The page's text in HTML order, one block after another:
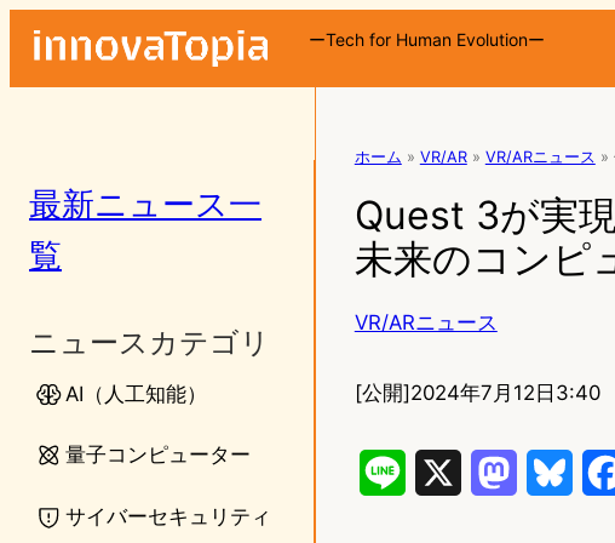
ーTech for Human Evolutionー
最新ニュース一
覧
ニュースカテゴリ
AI（人工知能）
量子コンピューター
サイバーセキュリティ
ホーム » VR/AR » VR/ARニュース »
Quest 3が実
未来のコンピ
VR/ARニュース
[公開]2024年7月12日3:40